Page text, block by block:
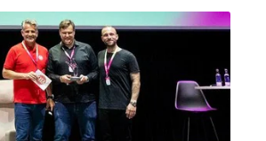
und Wellnesssegment, die durch
in den Bereichen Wellness,
und Gastfreundschaft